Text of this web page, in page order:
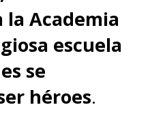
Academia
escuela
se
héroes.